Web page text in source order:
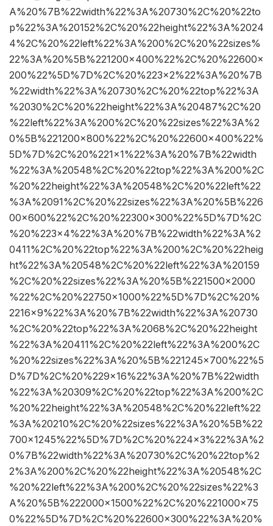
A%20%7B%22width%22%3A%20730%2C%20%22to
p%22%3A%20152%2C%20%22height%22%3A%2024
4%2C%20%22left%22%3A%200%2C%20%22sizes%
22%3A%20%5B%221200×400%22%2C%20%22600×
200%22%5D%7D%2C%20%223×2%22%3A%20%7B
%22width%22%3A%20730%2C%20%22top%22%3A
%2030%2C%20%22height%22%3A%20487%2C%20
%22left%22%3A%200%2C%20%22sizes%22%3A%2
0%5B%221200×800%22%2C%20%22600×400%22%
5D%7D%2C%20%221×1%22%3A%20%7B%22width
%22%3A%20548%2C%20%22top%22%3A%200%2C
%20%22height%22%3A%20548%2C%20%22left%22
%3A%2091%2C%20%22sizes%22%3A%20%5B%226
00×600%22%2C%20%22300×300%22%5D%7D%2C
%20%223×4%22%3A%20%7B%22width%22%3A%2
0411%2C%20%22top%22%3A%200%2C%20%22heig
ht%22%3A%20548%2C%20%22left%22%3A%20159
%2C%20%22sizes%22%3A%20%5B%221500×2000
%22%2C%20%22750×1000%22%5D%7D%2C%20%
2216×9%22%3A%20%7B%22width%22%3A%20730
%2C%20%22top%22%3A%2068%2C%20%22height
%22%3A%20411%2C%20%22left%22%3A%200%2C
%20%22sizes%22%3A%20%5B%221245×700%22%5
D%7D%2C%20%229×16%22%3A%20%7B%22width
%22%3A%20309%2C%20%22top%22%3A%200%2C
%20%22height%22%3A%20548%2C%20%22left%22
%3A%20210%2C%20%22sizes%22%3A%20%5B%22
700×1245%22%5D%7D%2C%20%224×3%22%3A%2
0%7B%22width%22%3A%20730%2C%20%22top%2
2%3A%200%2C%20%22height%22%3A%20548%2C
%20%22left%22%3A%200%2C%20%22sizes%22%3
A%20%5B%222000×1500%22%2C%20%221000×75
0%22%5D%7D%2C%20%22600×300%22%3A%20%